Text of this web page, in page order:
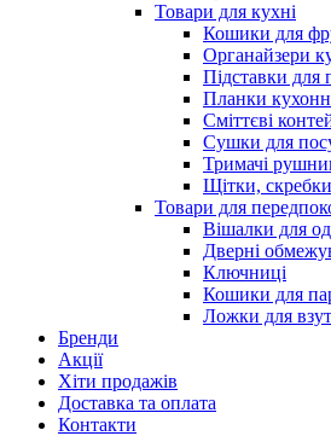
Товари для кухні
Кошики для
Органайзери
Підставки для
Планки
Сміттєві
Сушки для
Тримачі
Щітки,
Товари для
Вішалки для
Дверні
Ключниці
Кошики для
Ложки для
Бренди
Акції
Хіти продажів
Доставка та оплата
Контакти